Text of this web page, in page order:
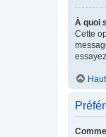
À quoi
Cette
Haut